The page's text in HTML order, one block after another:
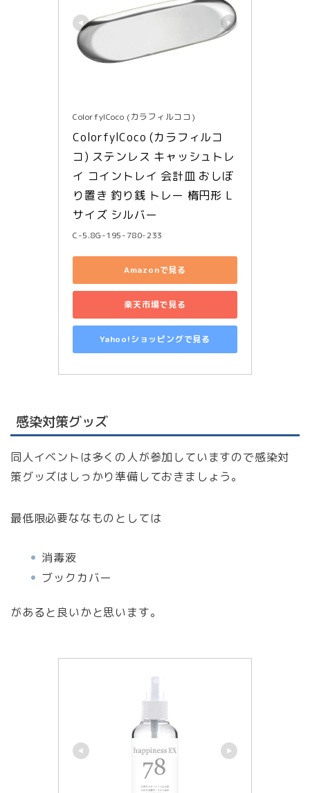
ColorfylCoco (カラフィルココ)
ColorfylCoco (カラフィルコ
コ) ステンレス キャッシュトレ
イ コイントレイ 会計皿 おしぼ
り置き 釣り銭 トレー 楕円形 L
サイズ シルバー
C-5.8G-195-780-233
Amazonで見る
楽天市場で見る
Yahoo!ショッピングで見る
感染対策グッズ
同人イベントは多くの人が参加していますので感染対
策グッズはしっかり準備しておきましょう。
最低限必要ななものとしては
消毒液
ブックカバー
があると良いかと思います。